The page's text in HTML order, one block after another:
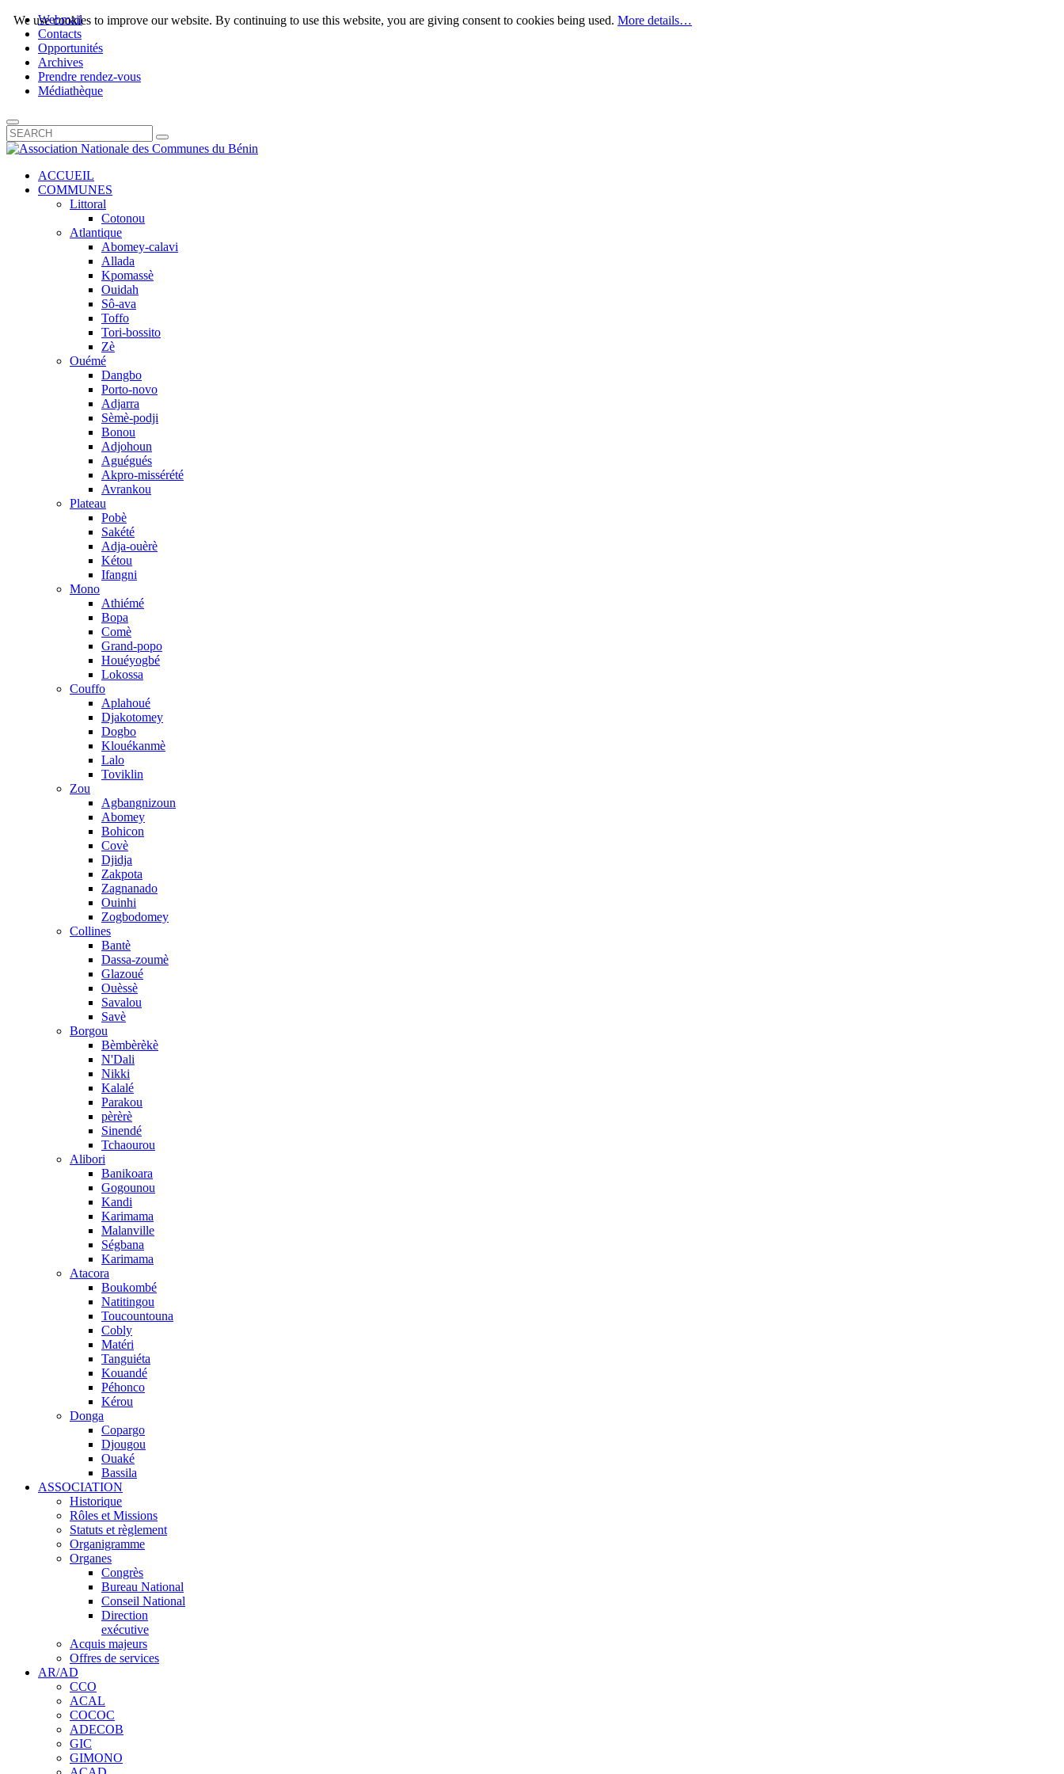
Webmail
Contacts
Opportunités
Archives
Prendre rendez-vous
Médiathèque
ACCUEIL
COMMUNES
Littoral
Cotonou
Atlantique
Abomey-calavi
Allada
Kpomassè
Ouidah
Sô-ava
Toffo
Tori-bossito
Zè
Ouémé
Dangbo
Porto-novo
Adjarra
Sèmè-podji
Bonou
Adjohoun
Aguégués
Akpro-missérété
Avrankou
Plateau
Pobè
Sakété
Adja-ouèrè
Kétou
Ifangni
Mono
Athiémé
Bopa
Comè
Grand-popo
Houéyogbé
Lokossa
Couffo
Aplahoué
Djakotomey
Dogbo
Klouékanmè
Lalo
Toviklin
Zou
Agbangnizoun
Abomey
Bohicon
Covè
Djidja
Zakpota
Zagnanado
Ouinhi
Zogbodomey
Collines
Bantè
Dassa-zoumè
Glazoué
Ouèssè
Savalou
Savè
Borgou
Bèmbèrèkè
N'Dali
Nikki
Kalalé
Parakou
pèrèrè
Sinendé
Tchaourou
Alibori
Banikoara
Gogounou
Kandi
Karimama
Malanville
Ségbana
Karimama
Atacora
Boukombé
Natitingou
Toucountouna
Cobly
Matéri
Tanguiéta
Kouandé
Péhonco
Kérou
Donga
Copargo
Djougou
Ouaké
Bassila
ASSOCIATION
Historique
Rôles et Missions
Statuts et règlement
Organigramme
Organes
Congrès
Bureau National
Conseil National
Direction
exécutive
Acquis majeurs
Offres de services
AR/AD
CCO
ACAL
COCOC
ADECOB
GIC
GIMONO
We use cookies to improve our website. By continuing to use this website, you are giving consent to cookies being used. More details…